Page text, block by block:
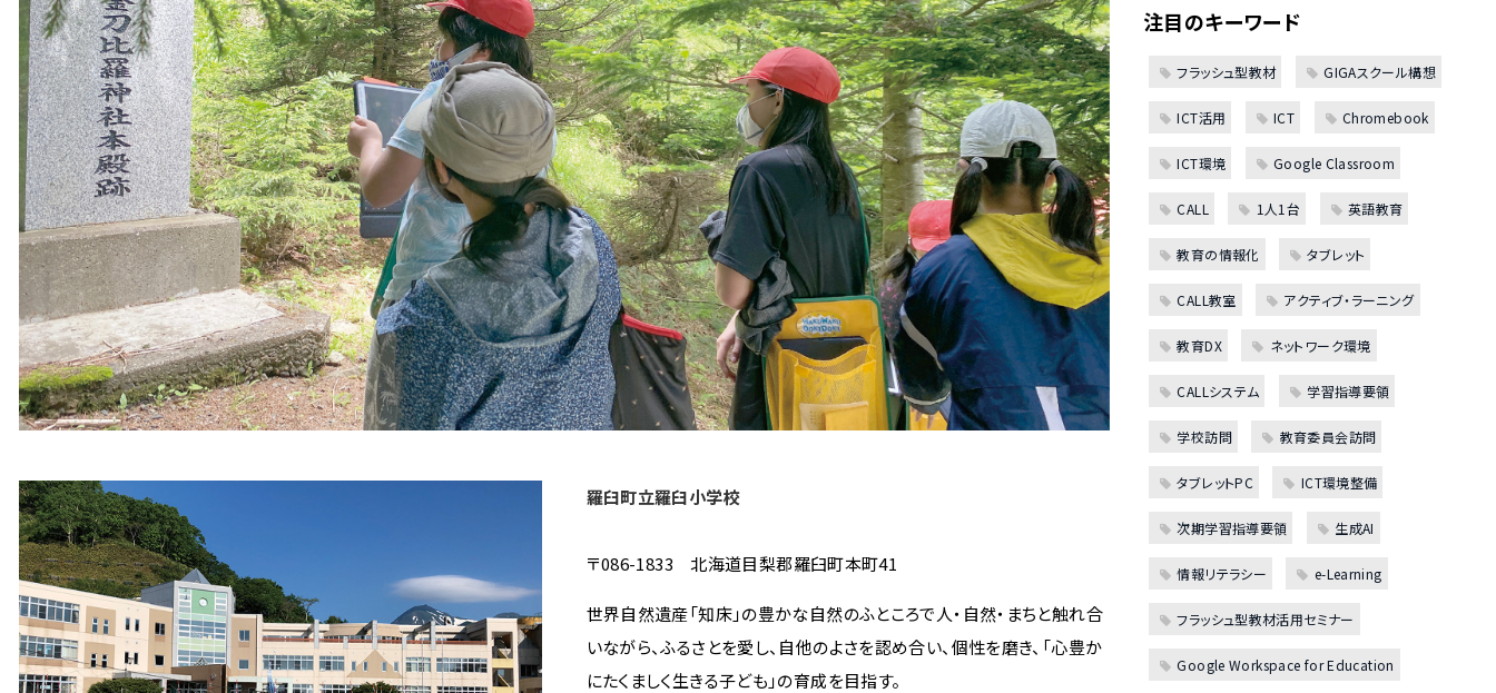
羅臼町立羅臼小学校
〒086-1833 北海道目梨郡羅臼町本町41
世界自然遺産「知床」の豊かな自然のふところで人・自然・まちと触れ合
いながら、ふるさとを愛し、自他のよさを認め合い、個性を磨き、「心豊か
にたくましく生きる子ども」の育成を目指す。
注目のキーワード
フラッシュ型教材 GIGAスクール構想
ICT活用 ICT Chromebook
ICT環境 Google Classroom
CALL 1人1台 英語教育
教育の情報化 タブレット
CALL教室 アクティブ・ラーニング
教育DX ネットワーク環境
CALLシステム 学習指導要領
学校訪問 教育委員会訪問
タブレットPC ICT環境整備
次期学習指導要領 生成AI
情報リテラシー e-Learning
フラッシュ型教材活用セミナー
Google Workspace for Education